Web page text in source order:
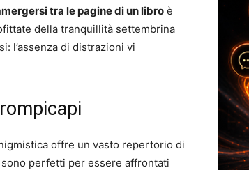
tra le pagine di un libro è
della tranquillità settembrina
l’assenza di distrazioni vi
offre un vasto repertorio di
sono perfetti per essere affrontati